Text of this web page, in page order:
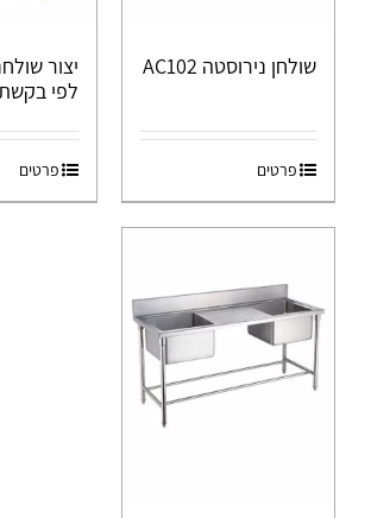
שולחן נירוסטה AC102
פרטים
יצור
לפי
פרטים